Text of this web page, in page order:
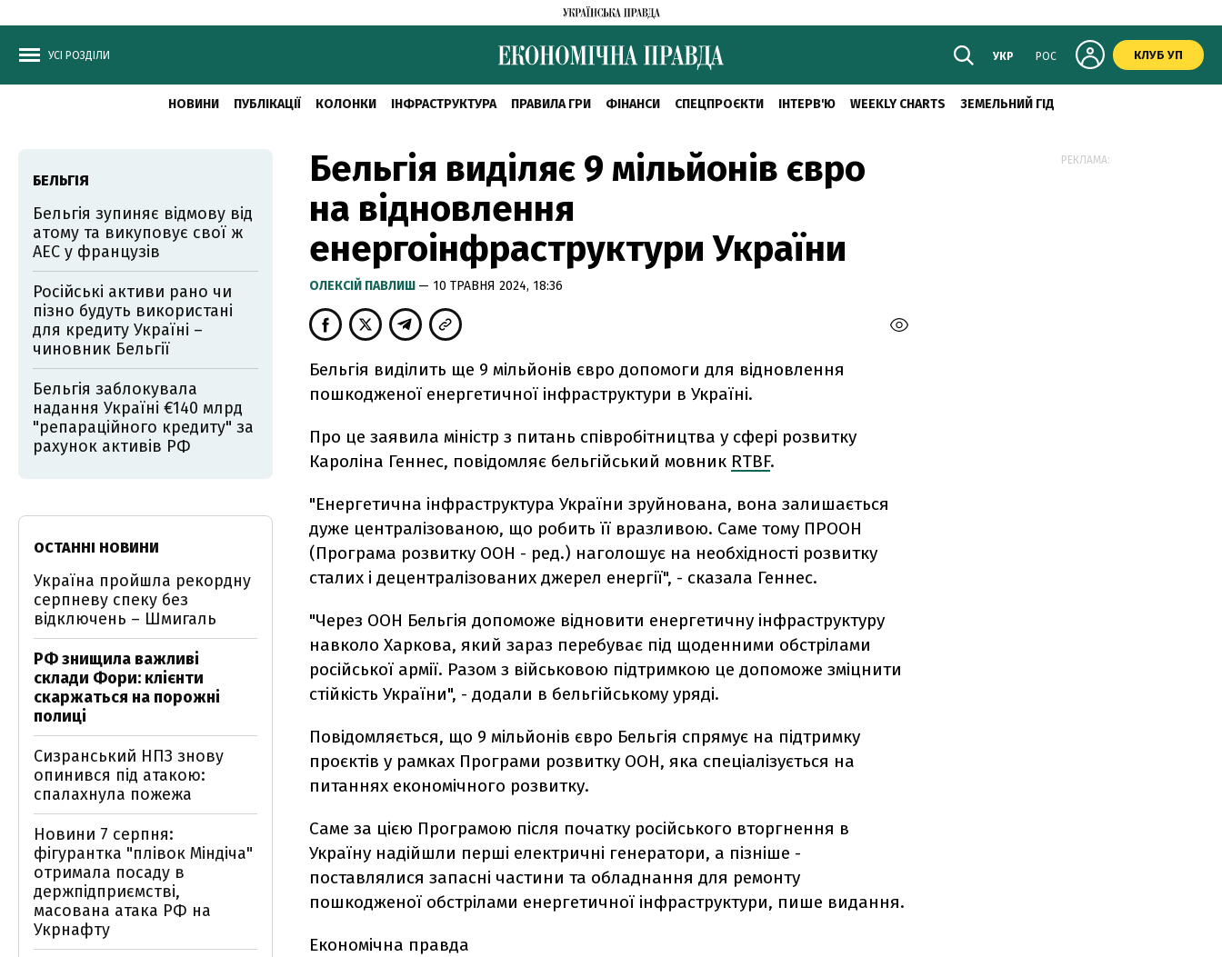
УСІ РОЗДІЛИ УКР РОС КЛУБ УП
НОВИНИ ПУБЛІКАЦІЇ КОЛОНКИ ІНФРАСТРУКТУРА ПРАВИЛА ГРИ ФІНАНСИ СПЕЦПРОЄКТИ ІНТЕРВ'Ю WEEKLY CHARTS ЗЕМЕЛЬНИЙ ГІД
Бельгія виділяє 9 мільйонів євро
на відновлення
енергоінфраструктури України
ОЛЕКСІЙ ПАВЛИШ — 10 ТРАВНЯ 2024, 18:36
Бельгія виділить ще 9 мільйонів євро допомоги для відновлення
пошкодженої енергетичної інфраструктури в Україні.
Про це заявила міністр з питань співробітництва у сфері розвитку
Кароліна Геннес, повідомляє бельгійський мовник RTBF.
"Енергетична інфраструктура України зруйнована, вона залишається
дуже централізованою, що робить її вразливою. Саме тому ПРООН
(Програма розвитку ООН - ред.) наголошує на необхідності розвитку
сталих і децентралізованих джерел енергії", - сказала Геннес.
"Через ООН Бельгія допоможе відновити енергетичну інфраструктуру
навколо Харкова, який зараз перебуває під щоденними обстрілами
російської армії. Разом з військовою підтримкою це допоможе зміцнити
стійкість України", - додали в бельгійському уряді.
Повідомляється, що 9 мільйонів євро Бельгія спрямує на підтримку
проєктів у рамках Програми розвитку ООН, яка спеціалізується на
питаннях економічного розвитку.
Саме за цією Програмою після початку російського вторгнення в
Україну надійшли перші електричні генератори, а пізніше -
поставлялися запасні частини та обладнання для ремонту
пошкодженої обстрілами енергетичної інфраструктури, пише видання.
Економічна правда
БЕЛЬГІЯ
Бельгія зупиняє відмову від
атому та викуповує свої ж
АЕС у французів
Російські активи рано чи
пізно будуть використані
для кредиту Україні –
чиновник Бельгії
Бельгія заблокувала
надання Україні €140 млрд
"репараційного кредиту" за
рахунок активів РФ
ОСТАННІ НОВИНИ
Україна пройшла рекордну
серпневу спеку без
відключень – Шмигаль
РФ знищила важливі
склади Фори: клієнти
скаржаться на порожні
полиці
Сизранський НПЗ знову
опинився під атакою:
спалахнула пожежа
Новини 7 серпня:
фігурантка "плівок Міндіча"
отримала посаду в
держпідприємстві,
масована атака РФ на
Укрнафту
РЕКЛАМА: